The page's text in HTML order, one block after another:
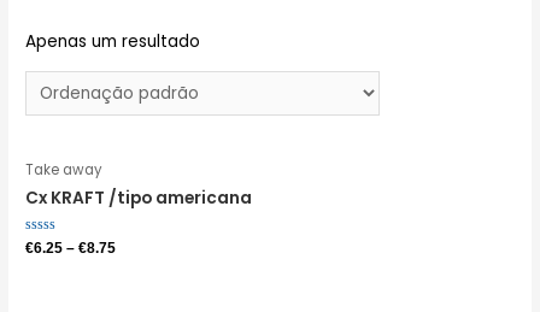
Apenas um resultado
Take away
Cx KRAFT /tipo americana
Avaliação
€6.25 –€8.75